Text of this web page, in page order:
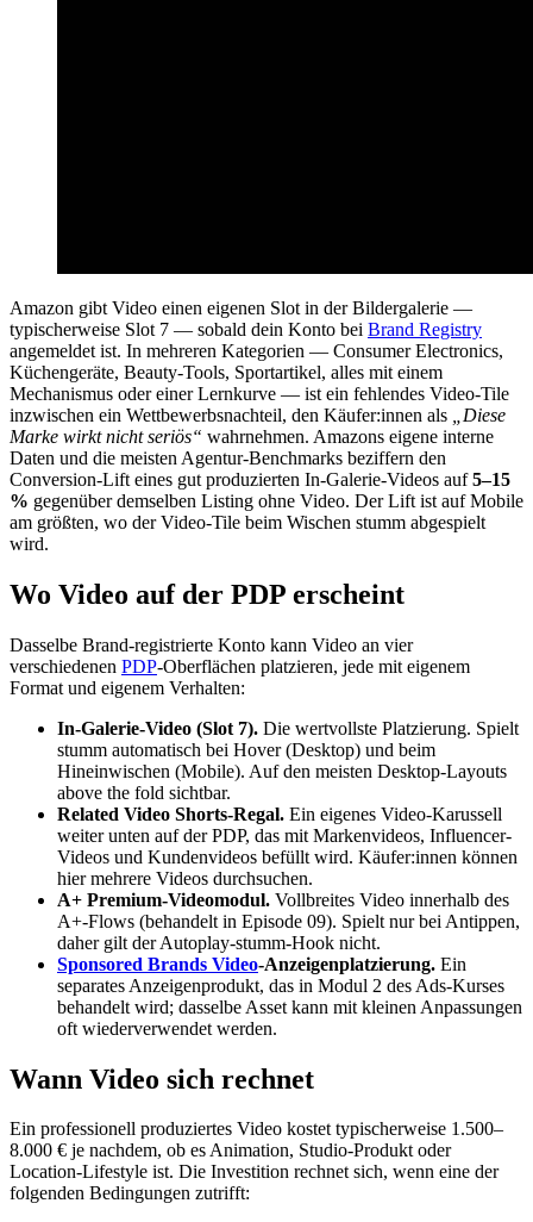
Amazon gibt Video einen eigenen Slot in der Bildergalerie —
typischerweise Slot 7 — sobald dein Konto bei Brand Registry
angemeldet ist. In mehreren Kategorien — Consumer Electronics,
Küchengeräte, Beauty-Tools, Sportartikel, alles mit einem
Mechanismus oder einer Lernkurve — ist ein fehlendes Video-Tile
inzwischen ein Wettbewerbsnachteil, den Käufer:innen als
„Diese
Marke wirkt nicht seriös“ wahrnehmen. Amazons eigene interne
Daten und die meisten Agentur-Benchmarks beziffern den
Conversion-Lift eines gut produzierten In-Galerie-Videos auf5–15
% gegenüber demselben Listing ohne Video. Der Lift ist auf Mobile
am größten, wo der Video-Tile beim Wischen stumm abgespielt
wird.
Wo Video auf der PDP erscheint
Dasselbe Brand-registrierte Konto kann Video an vier
verschiedenen PDP-Oberflächen platzieren, jede mit eigenem
Format und eigenem Verhalten:
In-Galerie-Video (Slot 7). Die wertvollste Platzierung. Spielt
stumm automatisch bei Hover (Desktop) und beim
Hineinwischen (Mobile). Auf den meisten Desktop-Layouts
above the fold sichtbar.
Related Video Shorts-Regal. Ein eigenes Video-Karussell
weiter unten auf der PDP, das mit Markenvideos, Influencer-
Videos und Kundenvideos befüllt wird. Käufer:innen können
hier mehrere Videos durchsuchen.
A+ Premium-Videomodul. Vollbreites Video innerhalb des
A+-Flows (behandelt in Episode 09). Spielt nur bei Antippen,
daher gilt der Autoplay-stumm-Hook nicht.
Sponsored Brands Video-Anzeigenplatzierung. Ein
separates Anzeigenprodukt, das in Modul 2 des Ads-Kurses
behandelt wird; dasselbe Asset kann mit kleinen Anpassungen
oft wiederverwendet werden.
Wann Video sich rechnet
Ein professionell produziertes Video kostet typischerweise 1.500–
8.000 € je nachdem, ob es Animation, Studio-Produkt oder
Location-Lifestyle ist. Die Investition rechnet sich, wenn eine der
folgenden Bedingungen zutrifft: